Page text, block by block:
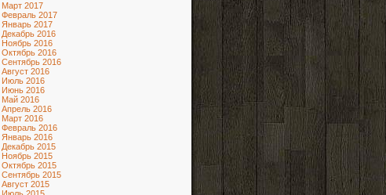
Март 2017
Февраль 2017
Январь 2017
Декабрь 2016
Ноябрь 2016
Октябрь 2016
Сентябрь 2016
Август 2016
Июль 2016
Июнь 2016
Май 2016
Апрель 2016
Март 2016
Февраль 2016
Январь 2016
Декабрь 2015
Ноябрь 2015
Октябрь 2015
Сентябрь 2015
Август 2015